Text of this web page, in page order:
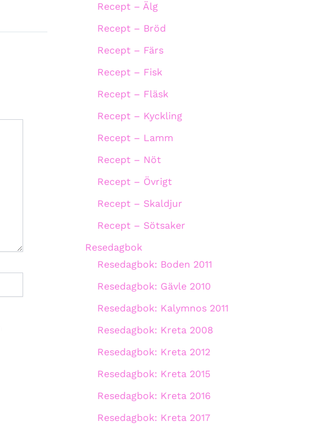
Recept – Älg
Recept – Bröd
Recept – Färs
Recept – Fisk
Recept – Fläsk
Recept – Kyckling
Recept – Lamm
Recept – Nöt
Recept – Övrigt
Recept – Skaldjur
Recept – Sötsaker
Resedagbok
Resedagbok: Boden 2011
Resedagbok: Gävle 2010
Resedagbok: Kalymnos 2011
Resedagbok: Kreta 2008
Resedagbok: Kreta 2012
Resedagbok: Kreta 2015
Resedagbok: Kreta 2016
Resedagbok: Kreta 2017